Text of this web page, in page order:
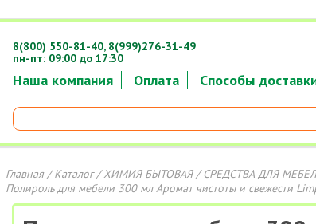
Наша компания Оплата Способы
8(800) 550-81-40, 8(999)276-31-49
пн-пт: 09:00 до 17:30
Главная/Каталог/ХИМИЯ БЫТОВАЯ/СРЕДСТВА ДЛЯ
Полироль для мебели 300 мл Аромат чистоты и свежести